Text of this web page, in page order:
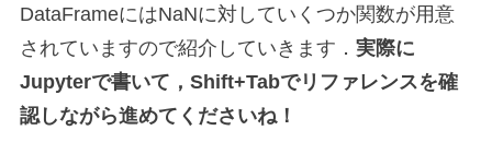
DataFrameにはNaNに対していくつか関数が用意
されていますので紹介していきます． 実際に
Jupyterで書いて，Shift+Tabでリファレンスを確
認しながら進めてくださいね！